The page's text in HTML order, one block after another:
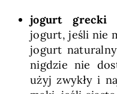
jogurt grecki
jogurt, jeśli nie
jogurt
nigdzie nie
użyj zwykły i